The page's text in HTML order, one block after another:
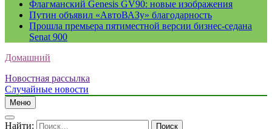
Флагманский Genesis GV90: новые изображения
Путин объявил «АвтоВАЗу» благодарность
Прошла премьера пятиместной версии бизнес-седана
Senat 900
Домашний
Новостная рассылка
Случайные новости
Меню
Найти: